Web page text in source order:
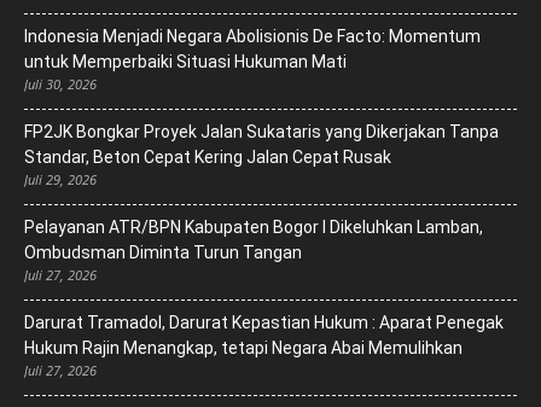
‎Indonesia Menjadi Negara Abolisionis De Facto: Momentum
untuk Memperbaiki Situasi Hukuman Mati
Juli 30, 2026
FP2JK Bongkar Proyek Jalan Sukataris yang Dikerjakan Tanpa
Standar, Beton Cepat Kering Jalan Cepat Rusak
Juli 29, 2026
Pelayanan ATR/BPN Kabupaten Bogor I Dikeluhkan Lamban,
Ombudsman Diminta Turun Tangan
Juli 27, 2026
Darurat Tramadol, Darurat Kepastian Hukum : Aparat Penegak
Hukum Rajin Menangkap, tetapi Negara Abai Memulihkan
Juli 27, 2026